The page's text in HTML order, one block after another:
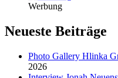
Werbung
Neueste Beiträge
Photo Gallery Hlinka
2026